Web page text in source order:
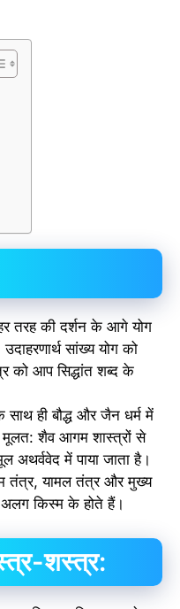
तरह की दर्शन के आगे योग
सांख्य योग को
को आप सिद्धांत शब्द के
साथ ही बौद्ध और जैन धर्म में
मूलत: शैव आगम शास्त्रों से
में पाया जाता है।
तंत्र, यामल तंत्र और मुख्‍य
किस्म के होते हैं।
शस्त्र: